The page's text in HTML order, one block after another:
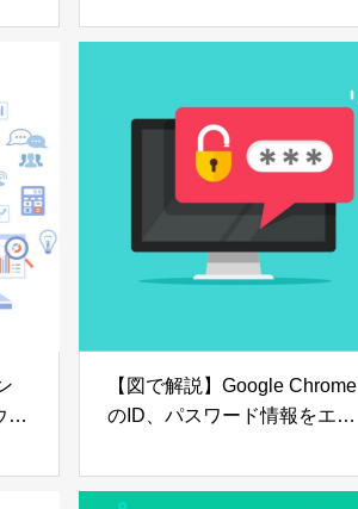
【Windows10】
ン
】
【図で解説】Google Chrome
のID、パスワード情報をエク
のパスワード移行】